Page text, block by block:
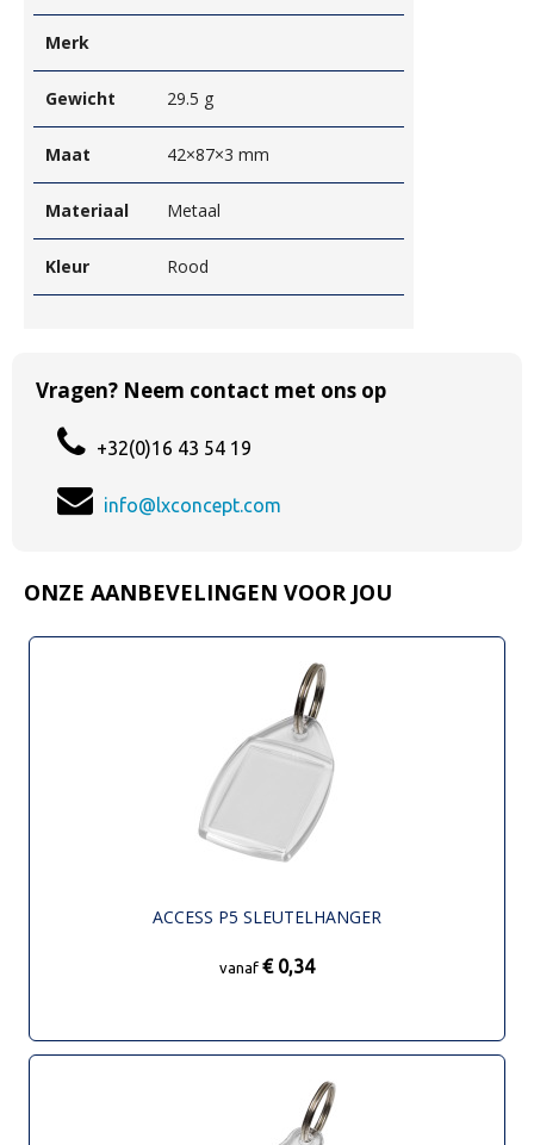
Merk
Gewicht 29.5 g
Maat 42×87×3 mm
Materiaal Metaal
Kleur Rood
Vragen? Neem contact met ons op
+32(0)16 43 54 19
info@lxconcept.com
ONZE AANBEVELINGEN VOOR JOU
ACCESS P5 SLEUTELHANGER
vanaf € 0,34